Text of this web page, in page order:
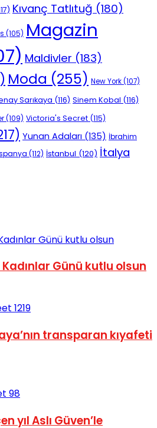
Kıvanç Tatlıtuğ (180)
(105) Magazin
Maldivler (183)
Moda (255) New York(107)
Sarıkaya (116) Sinem Kobal (116)
(109) Victoria's Secret (115)
Yunan Adaları (135) İbrahim
(112) İstanbul (120) İtalya
Günü kutlu olsun
1219
transparan kıyafeti
98
yıl Aslı Güven’le